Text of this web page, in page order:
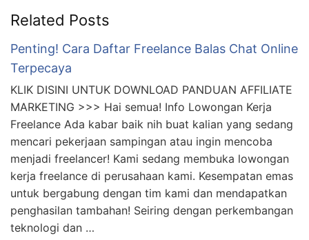
Related Posts
Penting! Cara Daftar Freelance Balas Chat Online
Terpecaya
KLIK DISINI UNTUK DOWNLOAD PANDUAN AFFILIATE
MARKETING >>> Hai semua! Info Lowongan Kerja
Freelance Ada kabar baik nih buat kalian yang sedang
mencari pekerjaan sampingan atau ingin mencoba
menjadi freelancer! Kami sedang membuka lowongan
kerja freelance di perusahaan kami. Kesempatan emas
untuk bergabung dengan tim kami dan mendapatkan
penghasilan tambahan! Seiring dengan perkembangan
teknologi dan …